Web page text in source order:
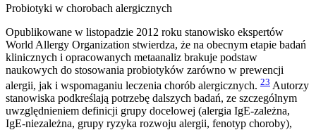
Probiotyki w chorobach alergicznych
Opublikowane w listopadzie 2012 roku stanowisko ekspertów
World Allergy Organization stwierdza, że na obecnym etapie badań
klinicznych i opracowanych metaanaliz brakuje podstaw
naukowych do stosowania probiotyków zarówno w prewencji
alergii, jak i wspomaganiu leczenia chorób alergicznych. 23 Autorzy
stanowiska podkreślają potrzebę dalszych badań, ze szczególnym
uwzględnieniem definicji grupy docelowej (alergia IgE-zależna,
IgE-niezależna, grupy ryzyka rozwoju alergii, fenotyp choroby),